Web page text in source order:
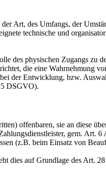
Art, des Umfangs, der
technische und
des physischen Zugangs zu
die eine Wahrnehmung
der Entwicklung, bzw.
DSGVO).
offenbaren, sie an diese
gem. Art.
(z.B. beim Einsatz von
dies auf Grundlage des Art.